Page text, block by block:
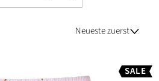
SALE